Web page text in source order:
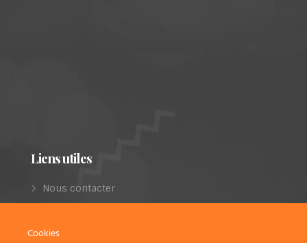
Liens utiles
Nous contacter
Dernières parutions
Cookies